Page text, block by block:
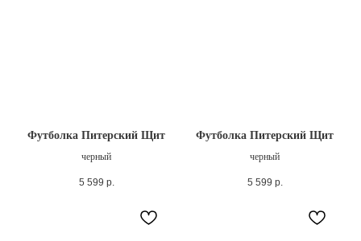
Футболка Питерский Щит
черный
5 599 р.
Футболка Питерский Щит
черный
5 599 р.